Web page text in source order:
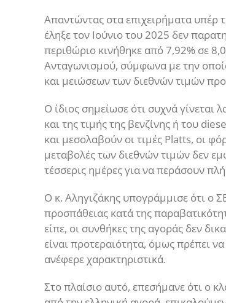
Απαντώντας στα επιχειρήματα υπέρ
έληξε τον Ιούνιο του 2025 δεν
περιθώριο κινήθηκε από 7,92% σε
Ανταγωνισμού, σύμφωνα με την
και μειώσεων των διεθνών τιμών
Ο ίδιος σημείωσε ότι συχνά γίνεται
και της τιμής της βενζίνης ή του
και μεσολαβούν οι τιμές Platts, οι
μεταβολές των διεθνών τιμών δεν
τέσσερις ημέρες για να περάσουν
Ο κ. Αληγιζάκης υπογράμμισε ότι ο
προσπάθειας κατά της
είπε, οι συνθήκες της αγοράς δεν
είναι προτεραιότητα, όμως πρέπει
ανέφερε χαρακτηριστικά.
Στο πλαίσιο αυτό, επεσήμανε ότι ο